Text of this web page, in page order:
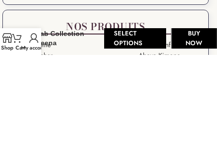
NOS PRODUITS
Abaya Femme
Hijab pas cher
Hijab à enfiler
Abaya Kimono
Shop CartMy account
Hijab Collection
Adeena
SELECT
OPTIONS
BUY
NOW